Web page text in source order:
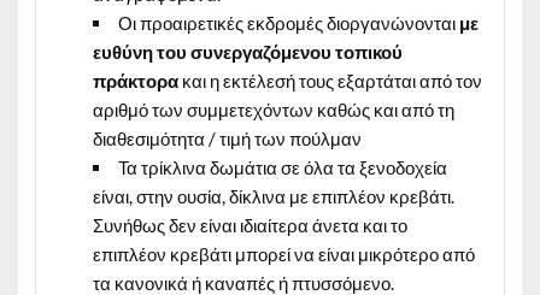
Οι προαιρετικές εκδρομές διοργανώνονται με
ευθύνη του συνεργαζόμενου τοπικού
πράκτορακαι η εκτέλεσή τους εξαρτάται από τον
αριθμό των συμμετεχόντων καθώς και από τη
διαθεσιμότητα / τιμή των πούλμαν
Τα τρίκλινα δωμάτια σε όλα τα ξενοδοχεία
είναι, στην ουσία, δίκλινα με επιπλέον κρεβάτι.
Συνήθως δεν είναι ιδιαίτερα άνετα και το
επιπλέον κρεβάτι μπορεί να είναι μικρότερο από
τα κανονικά ή καναπές ή πτυσσόμενο.